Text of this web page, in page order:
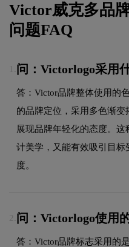
Victor威克多品
问题FAQ
问：Victorlogo采用
答：Victor品牌整体使用的
的品牌定位，采用多色渐变
展现品牌年轻化的态度。
计美学，又能有效吸引目
度。
2. 问：Victorlogo使用
答：Victor品牌标志采用的